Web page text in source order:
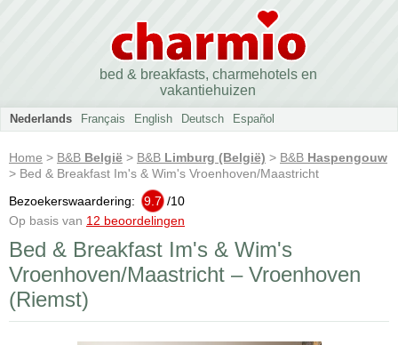
bed & breakfasts, charmehotels en
vakantiehuizen
Nederlands Français English Deutsch Español
Home > B&B België > B&B Limburg (België) > B&B Haspengouw
> Bed & Breakfast Im's & Wim's Vroenhoven/Maastricht
Bezoekerswaardering:
9.7 /10
Op basis van 12 beoordelingen
Bed & Breakfast Im's & Wim's
Vroenhoven/Maastricht – Vroenhoven
(Riemst)